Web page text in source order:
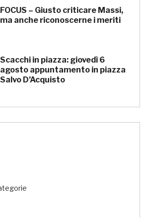
FOCUS – Giusto criticare Massi,
ma anche riconoscerne i meriti
Scacchi in piazza: giovedì 6
agosto appuntamento in piazza
Salvo D’Acquisto